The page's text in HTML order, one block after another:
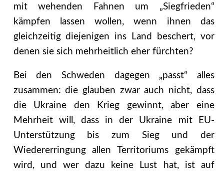
mit wehenden Fahnen um „Siegfrieden“
kämpfen lassen wollen, wenn ihnen das
gleichzeitig diejenigen ins Land beschert, vor
denen sie sich mehrheitlich eher fürchten?
Bei den Schweden dagegen „passt“ alles
zusammen: die glauben zwar auch nicht, dass
die Ukraine den Krieg gewinnt, aber eine
Mehrheit will, dass in der Ukraine mit EU-
Unterstützung bis zum Sieg und der
Wiedererringung allen Territoriums gekämpft
wird, und wer dazu keine Lust hat, ist auf